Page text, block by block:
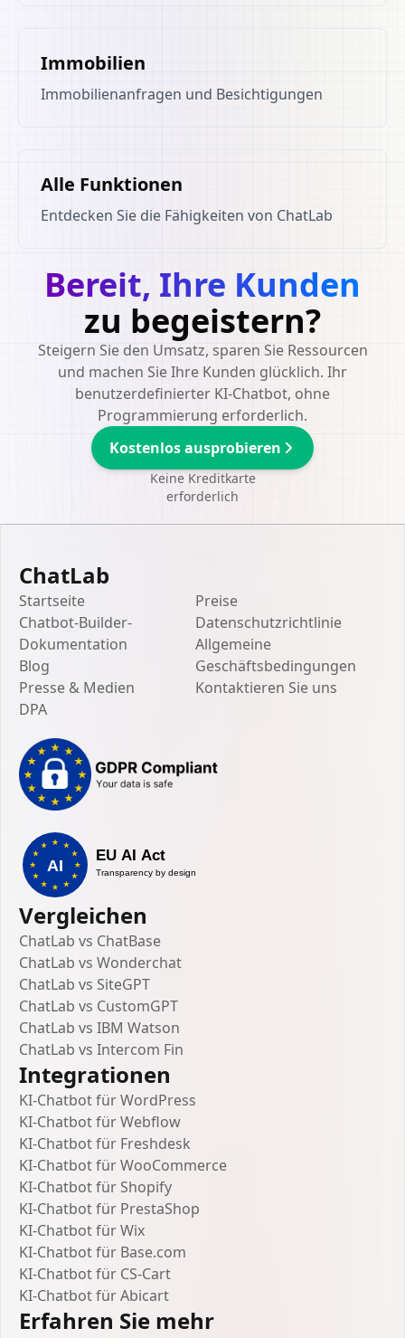
Immobilien
Immobilienanfragen und Besichtigungen
Alle Funktionen
Entdecken Sie die Fähigkeiten von ChatLab
Bereit, Ihre Kunden
zu begeistern?
Steigern Sie den Umsatz, sparen Sie Ressourcen
und machen Sie Ihre Kunden glücklich. Ihr
benutzerdefinierter KI-Chatbot, ohne
Programmierung erforderlich.
Kostenlos ausprobieren
Keine Kreditkarte
erforderlich
ChatLab
Startseite
Chatbot-Builder-
Dokumentation
Blog
Presse & Medien
DPA
Preise
Datenschutzrichtlinie
Allgemeine
Geschäftsbedingungen
Kontaktieren Sie uns
Vergleichen
ChatLab vs ChatBase
ChatLab vs Wonderchat
ChatLab vs SiteGPT
ChatLab vs CustomGPT
ChatLab vs IBM Watson
ChatLab vs Intercom Fin
Integrationen
KI-Chatbot für WordPress
KI-Chatbot für Webflow
KI-Chatbot für Freshdesk
KI-Chatbot für WooCommerce
KI-Chatbot für Shopify
KI-Chatbot für PrestaShop
KI-Chatbot für Wix
KI-Chatbot für Base.com
KI-Chatbot für CS-Cart
KI-Chatbot für Abicart
Erfahren Sie mehr